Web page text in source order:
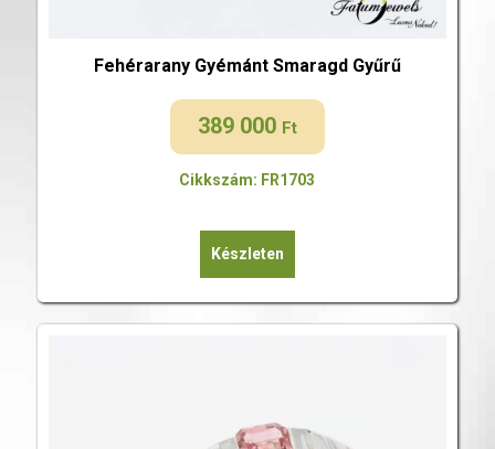
Fehérarany Gyémánt Smaragd Gyűrű
389 000 Ft
Cikkszám: FR1703
Készleten